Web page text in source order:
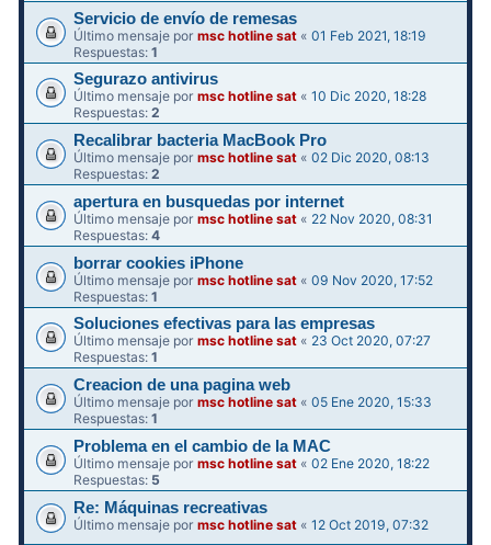
Servicio de envío de remesas
Último mensaje pormsc hotline sat «01 Feb 2021, 18:19
Respuestas:1
Segurazo antivirus
Último mensaje pormsc hotline sat «10 Dic 2020, 18:28
Respuestas:2
Recalibrar bacteria MacBook Pro
Último mensaje pormsc hotline sat «02 Dic 2020, 08:13
Respuestas:2
apertura en busquedas por internet
Último mensaje pormsc hotline sat « 22 Nov 2020, 08:31
Respuestas:4
borrar cookies iPhone
Último mensaje pormsc hotline sat «09 Nov 2020, 17:52
Respuestas:1
Soluciones efectivas para las empresas
Último mensaje pormsc hotline sat « 23 Oct 2020, 07:27
Respuestas:1
Creacion de una pagina web
Último mensaje pormsc hotline sat «05 Ene 2020, 15:33
Respuestas:1
Problema en el cambio de la MAC
Último mensaje pormsc hotline sat «02 Ene 2020, 18:22
Respuestas: 5
Re: Máquinas recreativas
Último mensaje pormsc hotline sat «12 Oct 2019, 07:32